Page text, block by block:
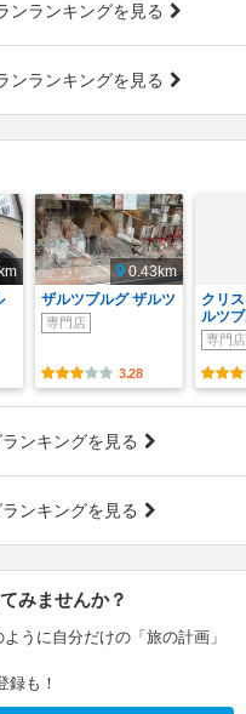
ンランキングを見る
ンランキングを見る
0.43km
ザルツブルグ ザルツ
専門店
3.28
クリ
ルツ
専門店
ンキングを見る
ンキングを見る
みませんか？
うに自分だけの「旅の計画」
録も！